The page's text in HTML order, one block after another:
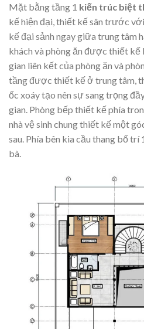
Mặt bằng tầng 1 kiến trúc biệt
kế hiện đại, thiết kế sân trước
kế đại sảnh ngay giữa trung tâm
khách và phòng ăn được thiết kế
gian liên kết của phòng ăn và
tầng được thiết kế ở trung tâm,
ốc xoáy tạo nên sự sang trọng
gian. Phòng bếp thiết kế phía
nhà vệ sinh chung thiết kế một
sau. Phía bên kia cầu thang bố trí
bà.